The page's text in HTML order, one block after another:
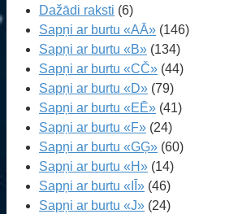
Dažādi raksti (6)
Sapņi ar burtu «AĀ» (146)
Sapņi ar burtu «B» (134)
Sapņi ar burtu «CČ» (44)
Sapņi ar burtu «D» (79)
Sapņi ar burtu «EĒ» (41)
Sapņi ar burtu «F» (24)
Sapņi ar burtu «GĢ» (60)
Sapņi ar burtu «H» (14)
Sapņi ar burtu «IĪ» (46)
Sapņi ar burtu «J» (24)